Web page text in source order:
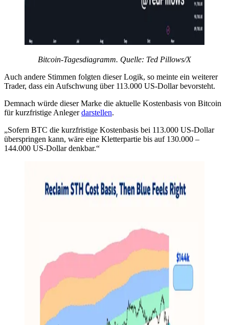
Bitcoin-Tagesdiagramm. Quelle: Ted Pillows/X
Auch andere Stimmen folgten dieser Logik, so meinte ein weiterer
Trader, dass ein Aufschwung über 113.000 US-Dollar bevorsteht.
Demnach würde dieser Marke die aktuelle Kostenbasis von Bitcoin
für kurzfristige Anlegerdarstellen.
„Sofern BTC die kurzfristige Kostenbasis bei 113.000 US-Dollar
überspringen kann, wäre eine Kletterpartie bis auf 130.000 –
144.000 US-Dollar denkbar.“